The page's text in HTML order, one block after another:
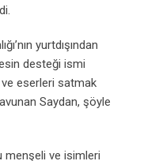
yurtdışından
desteği ismi
ve eserleri satmak
Saydan, şöyle
menşeli ve isimleri